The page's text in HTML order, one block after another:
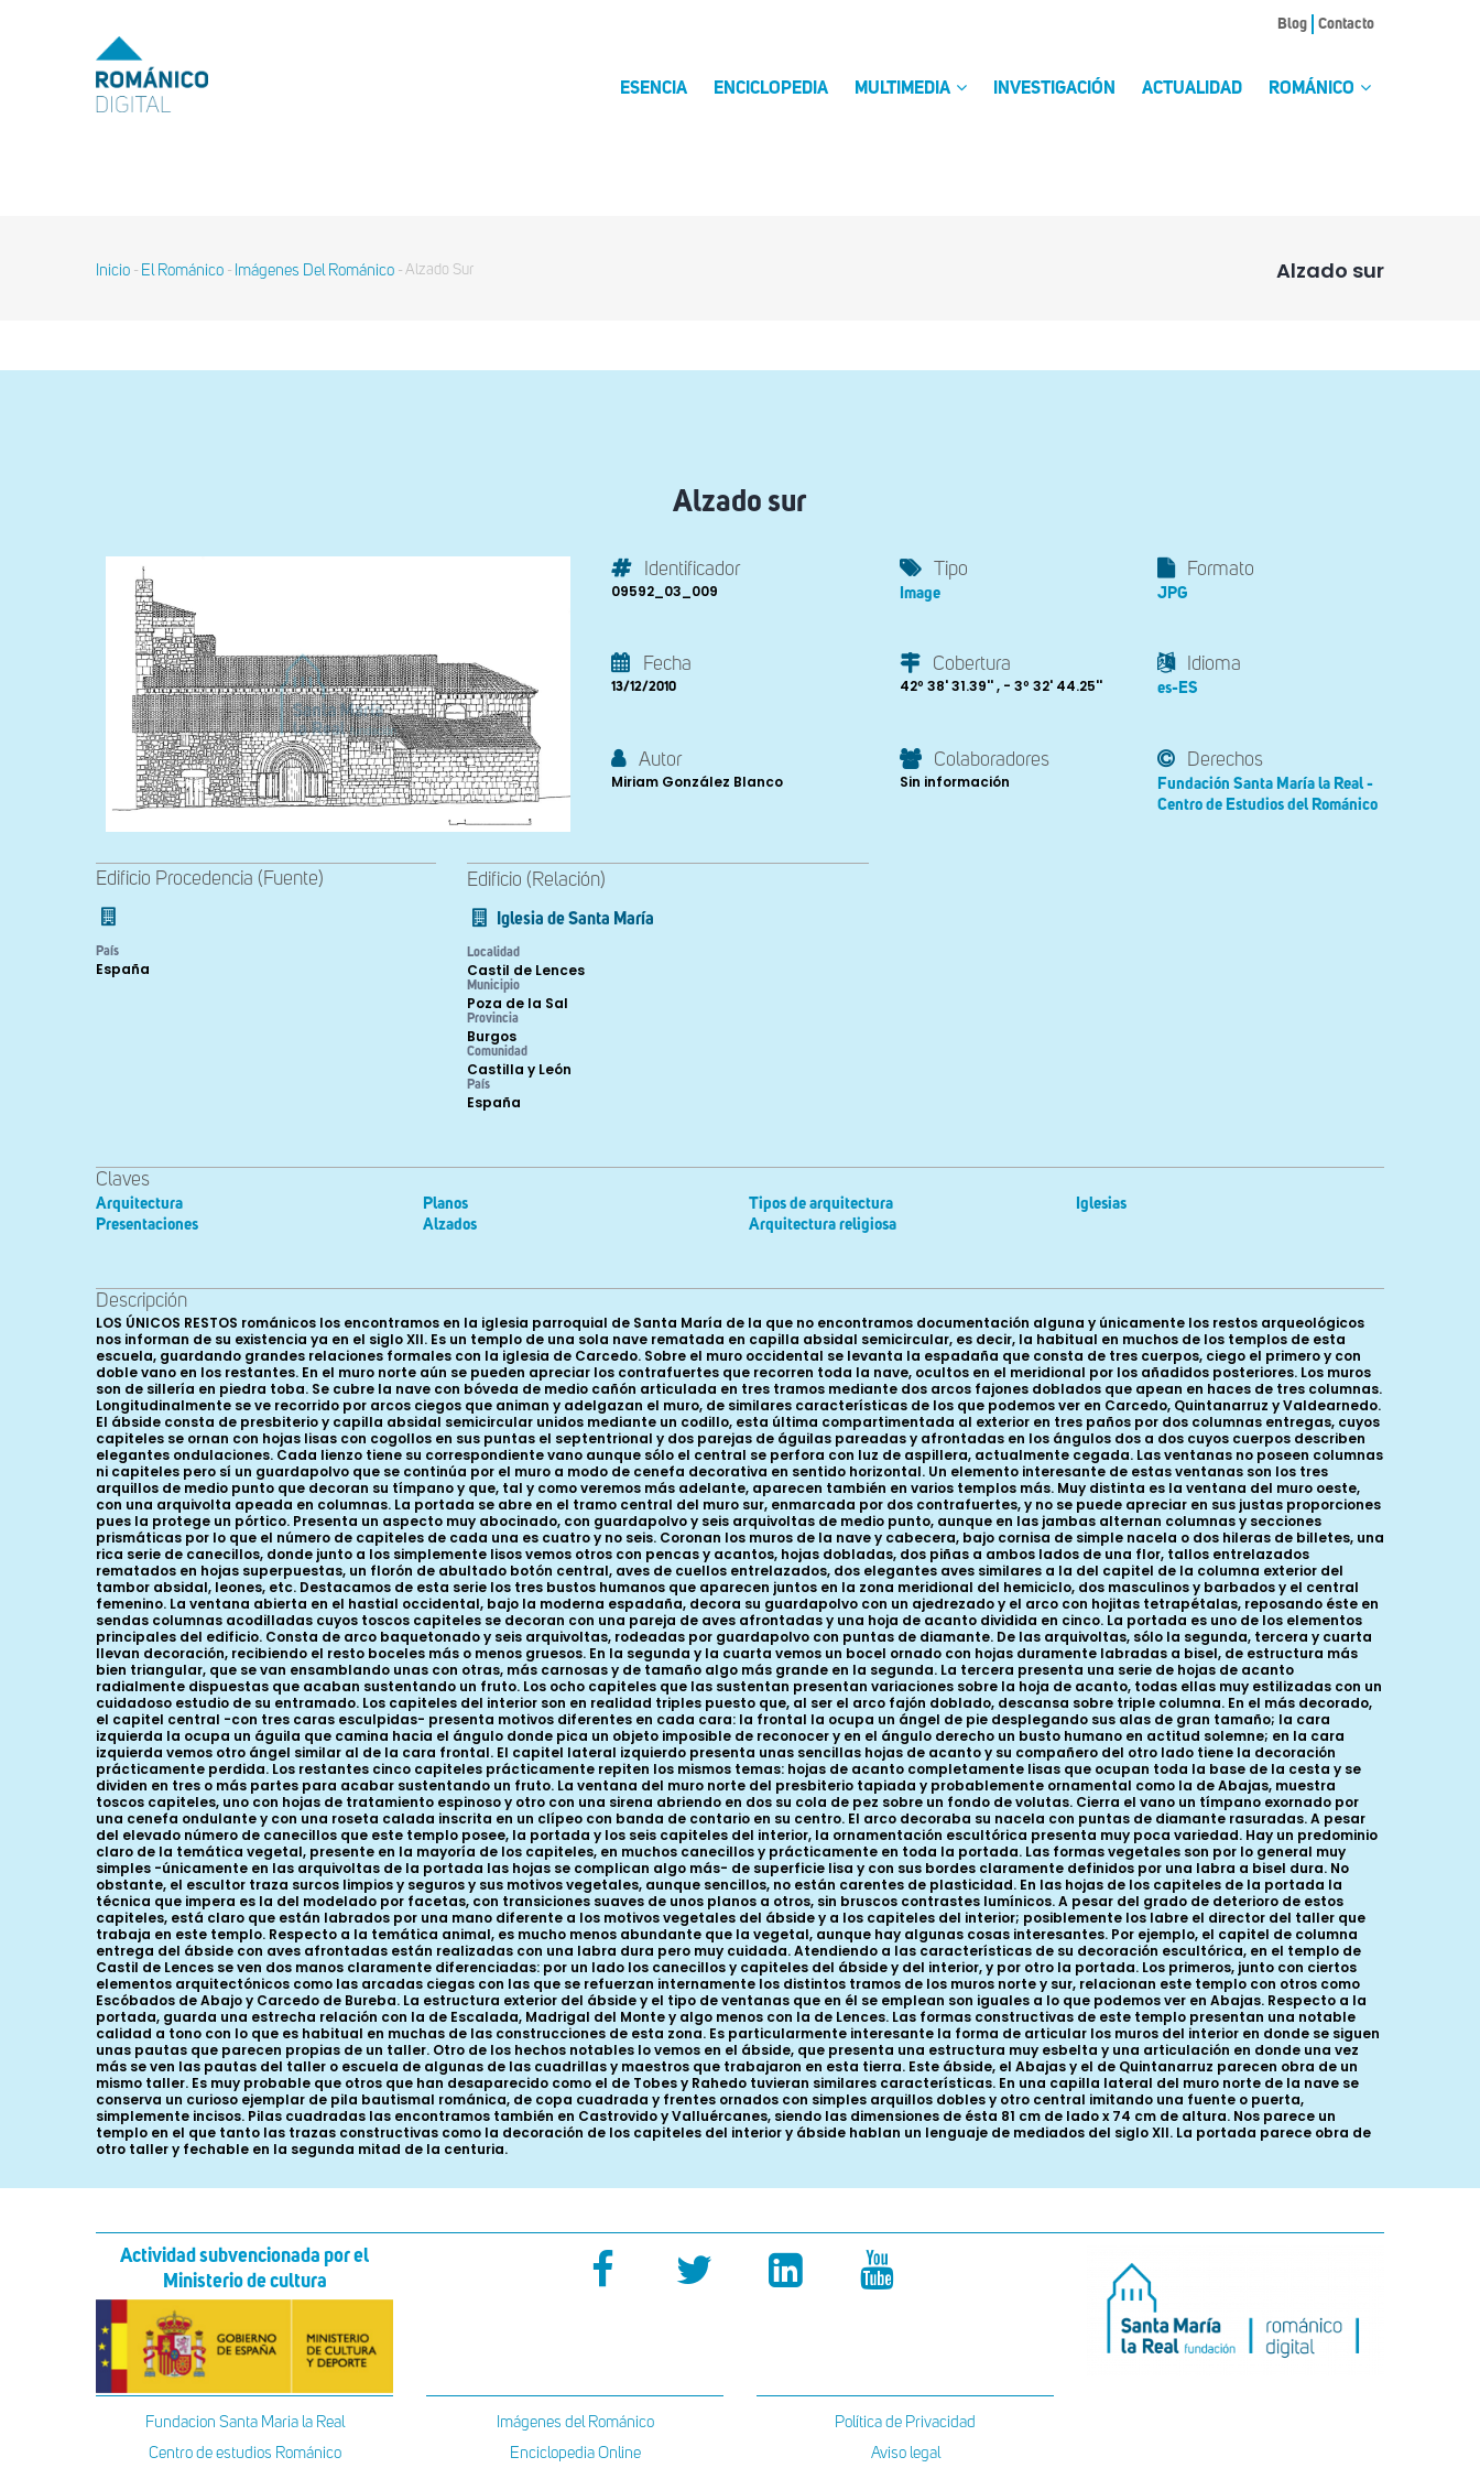
MENU
TOP
Blog Contacto
ESENCIA ENCICLOPEDIA MULTIMEDIA INVESTIGACIÓN ACTUALIDAD ROMÁNICO
Alzado sur
Sobrescribir
Inicio - El Románico - Imágenes Del Románico - Alzado Sur
Alzado sur
Identificador
09592_03_009
Tipo
Image
Formato
JPG
Fecha
13/12/2010
Cobertura
42º 38' 31.39'' , - 3º 32' 44.25''
Idioma
es-ES
Autor
Miriam González Blanco
Colaboradores
Sin información
Derechos
Fundación Santa María la Real -
Centro de Estudios del Románico
Edificio Procedencia (Fuente)
País
España
Edificio (Relación)
Iglesia de Santa María
Localidad
Castil de Lences
Municipio
Poza de la Sal
Provincia
Burgos
Comunidad
Castilla y León
País
España
Claves
Arquitectura
Presentaciones
Planos
Alzados
Tipos de arquitectura
Arquitectura religiosa
Iglesias
Descripción
LOS ÚNICOS RESTOS románicos los encontramos en la iglesia parroquial de Santa María de la que no encontramos documentación alguna y únicamente los restos arqueológicos
nos informan de su existencia ya en el siglo XII. Es un templo de una sola nave rematada en capilla absidal semicircular, es decir, la habitual en muchos de los templos de esta
escuela, guardando grandes relaciones formales con la iglesia de Carcedo. Sobre el muro occidental se levanta la espadaña que consta de tres cuerpos, ciego el primero y con
doble vano en los restantes. En el muro norte aún se pueden apreciar los contrafuertes que recorren toda la nave, ocultos en el meridional por los añadidos posteriores. Los muros
son de sillería en piedra toba. Se cubre la nave con bóveda de medio cañón articulada en tres tramos mediante dos arcos fajones doblados que apean en haces de tres columnas.
Longitudinalmente se ve recorrido por arcos ciegos que animan y adelgazan el muro, de similares características de los que podemos ver en Carcedo, Quintanarruz y Valdearnedo.
El ábside consta de presbiterio y capilla absidal semicircular unidos mediante un codillo, esta última compartimentada al exterior en tres paños por dos columnas entregas, cuyos
capiteles se ornan con hojas lisas con cogollos en sus puntas el septentrional y dos parejas de águilas pareadas y afrontadas en los ángulos dos a dos cuyos cuerpos describen
elegantes ondulaciones. Cada lienzo tiene su correspondiente vano aunque sólo el central se perfora con luz de aspillera, actualmente cegada. Las ventanas no poseen columnas
ni capiteles pero sí un guardapolvo que se continúa por el muro a modo de cenefa decorativa en sentido horizontal. Un elemento interesante de estas ventanas son los tres
arquillos de medio punto que decoran su tímpano y que, tal y como veremos más adelante, aparecen también en varios templos más. Muy distinta es la ventana del muro oeste,
con una arquivolta apeada en columnas. La portada se abre en el tramo central del muro sur, enmarcada por dos contrafuertes, y no se puede apreciar en sus justas proporciones
pues la protege un pórtico. Presenta un aspecto muy abocinado, con guardapolvo y seis arquivoltas de medio punto, aunque en las jambas alternan columnas y secciones
prismáticas por lo que el número de capiteles de cada una es cuatro y no seis. Coronan los muros de la nave y cabecera, bajo cornisa de simple nacela o dos hileras de billetes, una
rica serie de canecillos, donde junto a los simplemente lisos vemos otros con pencas y acantos, hojas dobladas, dos piñas a ambos lados de una flor, tallos entrelazados
rematados en hojas superpuestas, un florón de abultado botón central, aves de cuellos entrelazados, dos elegantes aves similares a la del capitel de la columna exterior del
tambor absidal, leones, etc. Destacamos de esta serie los tres bustos humanos que aparecen juntos en la zona meridional del hemiciclo, dos masculinos y barbados y el central
femenino. La ventana abierta en el hastial occidental, bajo la moderna espadaña, decora su guardapolvo con un ajedrezado y el arco con hojitas tetrapétalas, reposando éste en
sendas columnas acodilladas cuyos toscos capiteles se decoran con una pareja de aves afrontadas y una hoja de acanto dividida en cinco. La portada es uno de los elementos
principales del edificio. Consta de arco baquetonado y seis arquivoltas, rodeadas por guardapolvo con puntas de diamante. De las arquivoltas, sólo la segunda, tercera y cuarta
llevan decoración, recibiendo el resto boceles más o menos gruesos. En la segunda y la cuarta vemos un bocel ornado con hojas duramente labradas a bisel, de estructura más
bien triangular, que se van ensamblando unas con otras, más carnosas y de tamaño algo más grande en la segunda. La tercera presenta una serie de hojas de acanto
radialmente dispuestas que acaban sustentando un fruto. Los ocho capiteles que las sustentan presentan variaciones sobre la hoja de acanto, todas ellas muy estilizadas con un
cuidadoso estudio de su entramado. Los capiteles del interior son en realidad triples puesto que, al ser el arco fajón doblado, descansa sobre triple columna. En el más decorado,
el capitel central -con tres caras esculpidas- presenta motivos diferentes en cada cara: la frontal la ocupa un ángel de pie desplegando sus alas de gran tamaño; la cara
izquierda la ocupa un águila que camina hacia el ángulo donde pica un objeto imposible de reconocer y en el ángulo derecho un busto humano en actitud solemne; en la cara
izquierda vemos otro ángel similar al de la cara frontal. El capitel lateral izquierdo presenta unas sencillas hojas de acanto y su compañero del otro lado tiene la decoración
prácticamente perdida. Los restantes cinco capiteles prácticamente repiten los mismos temas: hojas de acanto completamente lisas que ocupan toda la base de la cesta y se
dividen en tres o más partes para acabar sustentando un fruto. La ventana del muro norte del presbiterio tapiada y probablemente ornamental como la de Abajas, muestra
toscos capiteles, uno con hojas de tratamiento espinoso y otro con una sirena abriendo en dos su cola de pez sobre un fondo de volutas. Cierra el vano un tímpano exornado por
una cenefa ondulante y con una roseta calada inscrita en un clípeo con banda de contario en su centro. El arco decoraba su nacela con puntas de diamante rasuradas. A pesar
del elevado número de canecillos que este templo posee, la portada y los seis capiteles del interior, la ornamentación escultórica presenta muy poca variedad. Hay un predominio
claro de la temática vegetal, presente en la mayoría de los capiteles, en muchos canecillos y prácticamente en toda la portada. Las formas vegetales son por lo general muy
simples -únicamente en las arquivoltas de la portada las hojas se complican algo más- de superficie lisa y con sus bordes claramente definidos por una labra a bisel dura. No
obstante, el escultor traza surcos limpios y seguros y sus motivos vegetales, aunque sencillos, no están carentes de plasticidad. En las hojas de los capiteles de la portada la
técnica que impera es la del modelado por facetas, con transiciones suaves de unos planos a otros, sin bruscos contrastes lumínicos. A pesar del grado de deterioro de estos
capiteles, está claro que están labrados por una mano diferente a los motivos vegetales del ábside y a los capiteles del interior; posiblemente los labre el director del taller que
trabaja en este templo. Respecto a la temática animal, es mucho menos abundante que la vegetal, aunque hay algunas cosas interesantes. Por ejemplo, el capitel de columna
entrega del ábside con aves afrontadas están realizadas con una labra dura pero muy cuidada. Atendiendo a las características de su decoración escultórica, en el templo de
Castil de Lences se ven dos manos claramente diferenciadas: por un lado los canecillos y capiteles del ábside y del interior, y por otro la portada. Los primeros, junto con ciertos
elementos arquitectónicos como las arcadas ciegas con las que se refuerzan internamente los distintos tramos de los muros norte y sur, relacionan este templo con otros como
Escóbados de Abajo y Carcedo de Bureba. La estructura exterior del ábside y el tipo de ventanas que en él se emplean son iguales a lo que podemos ver en Abajas. Respecto a la
portada, guarda una estrecha relación con la de Escalada, Madrigal del Monte y algo menos con la de Lences. Las formas constructivas de este templo presentan una notable
calidad a tono con lo que es habitual en muchas de las construcciones de esta zona. Es particularmente interesante la forma de articular los muros del interior en donde se siguen
unas pautas que parecen propias de un taller. Otro de los hechos notables lo vemos en el ábside, que presenta una estructura muy esbelta y una articulación en donde una vez
más se ven las pautas del taller o escuela de algunas de las cuadrillas y maestros que trabajaron en esta tierra. Este ábside, el Abajas y el de Quintanarruz parecen obra de un
mismo taller. Es muy probable que otros que han desaparecido como el de Tobes y Rahedo tuvieran similares características. En una capilla lateral del muro norte de la nave se
conserva un curioso ejemplar de pila bautismal románica, de copa cuadrada y frentes ornados con simples arquillos dobles y otro central imitando una fuente o puerta,
simplemente incisos. Pilas cuadradas las encontramos también en Castrovido y Valluércanes, siendo las dimensiones de ésta 81 cm de lado x 74 cm de altura. Nos parece un
templo en el que tanto las trazas constructivas como la decoración de los capiteles del interior y ábside hablan un lenguaje de mediados del siglo XII. La portada parece obra de
otro taller y fechable en la segunda mitad de la centuria.
Actividad subvencionada por el
Ministerio de cultura
Fundacion Santa Maria la Real
Centro de estudios Románico
Imágenes del Románico
Enciclopedia Online
Política de Privacidad
Aviso legal